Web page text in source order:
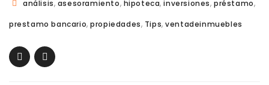
análisis, asesoramiento, hipoteca,inversiones,préstamo,
prestamo bancario,propiedades, Tips,ventadeinmuebles